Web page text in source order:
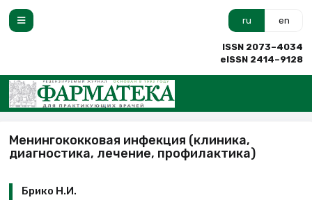
ru en
ISSN 2073–4034
eISSN 2414–9128
Менингококковая инфекция (клиника,
диагностика, лечение, профилактика)
Брико Н.И.